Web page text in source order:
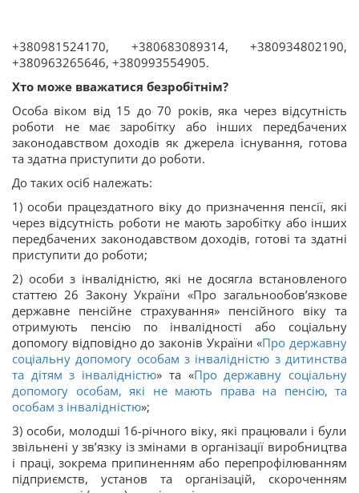
+380981524170, +380683089314, +380934802190,
+380963265646, +380993554905.
Хто може вважатися безробітнім?
Особа віком від 15 до 70 років, яка через відсутність
роботи не має заробітку або інших передбачених
законодавством доходів як джерела існування, готова
та здатна приступити до роботи.
До таких осіб належать:
1) особи працездатного віку до призначення пенсії, які
через відсутність роботи не мають заробітку або інших
передбачених законодавством доходів, готові та здатні
приступити до роботи;
2) особи з інвалідністю, які не досягла встановленого
статтею 26 Закону України «Про загальнообов’язкове
державне пенсійне страхування» пенсійного віку та
отримують пенсію по інвалідності або соціальну
допомогу відповідно до законів України «Про державну
соціальну допомогу особам з інвалідністю з дитинства
та дітям з інвалідністю» та «Про державну соціальну
допомогу особам, які не мають права на пенсію, та
особам з інвалідністю»;
3) особи, молодші 16-річного віку, які працювали і були
звільнені у зв’язку із змінами в організації виробництва
і праці, зокрема припиненням або перепрофілюванням
підприємств, установ та організацій, скороченням